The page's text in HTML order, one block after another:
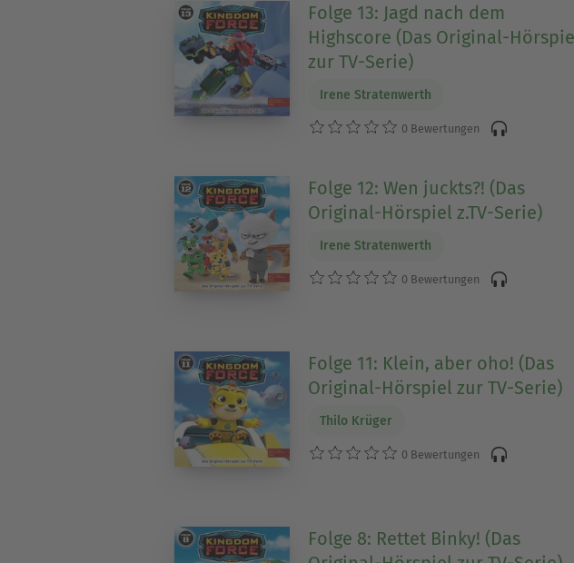
Folge 13: Jagd nach dem
Highscore (Das Original-
zur TV-Serie)
Irene Stratenwerth
0 Bewertungen
Folge 12: Wen juckts?! (Das
Original-Hörspiel z.TV-Serie)
Irene Stratenwerth
0 Bewertungen
Folge 11: Klein, aber oho! (Das
Original-Hörspiel zur TV-Serie)
Thilo Krüger
0 Bewertungen
Folge 8: Rettet Binky! (Das